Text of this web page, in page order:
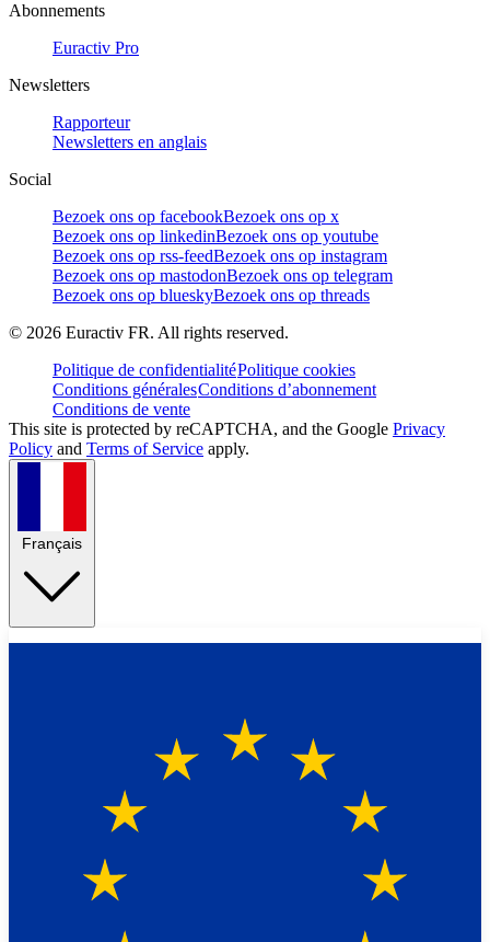
Abonnements
Euractiv Pro
Newsletters
Rapporteur
Newsletters en anglais
Social
Bezoek ons op facebookBezoek ons op x
Bezoek ons op linkedinBezoek ons op youtube
Bezoek ons op rss-feedBezoek ons op instagram
Bezoek ons op mastodonBezoek ons op telegram
Bezoek ons op blueskyBezoek ons op threads
© 2026 Euractiv FR. All rights reserved.
Politique de confidentialitéPolitique cookies
Conditions généralesConditions d’abonnement
Conditions de vente
This site is protected by reCAPTCHA, and the Google Privacy
Policy and Terms of Service apply.
Français